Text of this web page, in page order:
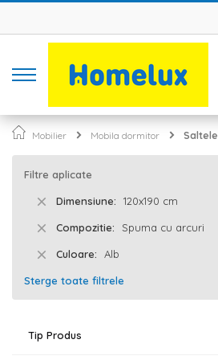
Mobilier Mobila dormitor Saltele
Filtre aplicate
Dimensiune 120x190 cm
Compozitie Spuma cu arcuri
Culoare Alb
Sterge toate filtrele
Tip Produs